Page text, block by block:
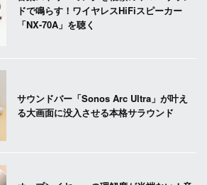
ドで鳴らす！ワイヤレスHiFiスピーカー
「NX-70A」を聴く
サウンドバー「Sonos Arc Ultra」が叶え
る大画面に没入させる本格サラウンド